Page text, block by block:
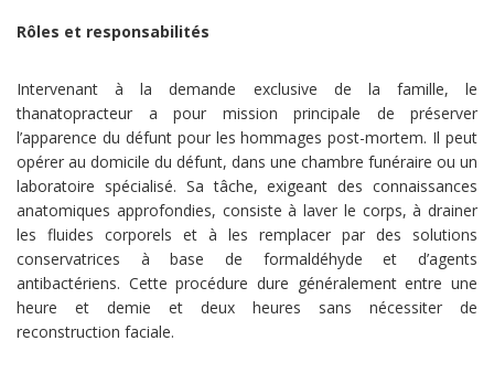
Rôles et responsabilités
Intervenant à la demande exclusive de la famille, le
thanatopracteur a pour mission principale de préserver
l’apparence du défunt pour les hommages post-mortem. Il peut
opérer au domicile du défunt, dans une chambre funéraire ou un
laboratoire spécialisé. Sa tâche, exigeant des connaissances
anatomiques approfondies, consiste à laver le corps, à drainer
les fluides corporels et à les remplacer par des solutions
conservatrices à base de formaldéhyde et d’agents
antibactériens. Cette procédure dure généralement entre une
heure et demie et deux heures sans nécessiter de
reconstruction faciale.